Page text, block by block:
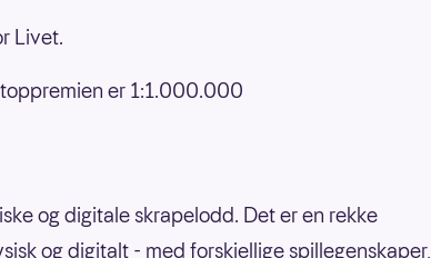
Livet.
er 1:1.000.000
og digitale skrapelodd. Det er en rekke
og digitalt - med forskjellige spillegenskaper,